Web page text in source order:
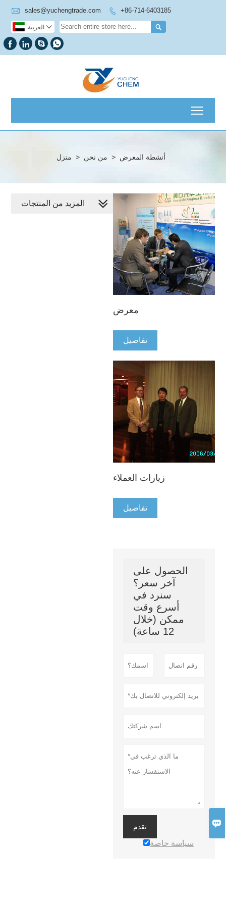

 sales@yuchengtrade.com  +86-714-6403185
 العربية 
   
منزل > من نحن > أنشطة المعرض
معرض
تفاصيل
زيارات العملاء
تفاصيل
الحصول على
آخر سعر؟
سنرد في
أسرع وقت
ممكن (خلال
12 ساعة)
تقدم
سياسة خاصة
المزيد من المنتجات